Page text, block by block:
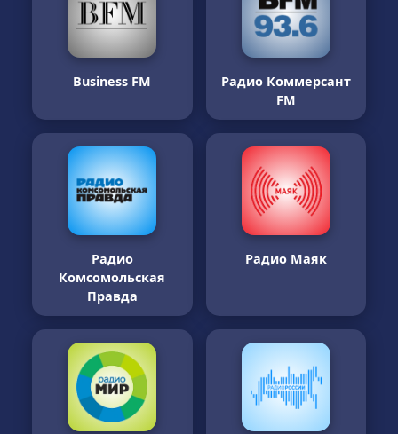
Business FM
Радио Коммерсант
FM
Радио
Комсомольская
Правда
Радио Маяк